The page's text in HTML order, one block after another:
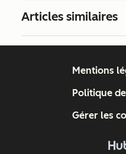
Articles similaires
Mentions
Politique
Gérer les